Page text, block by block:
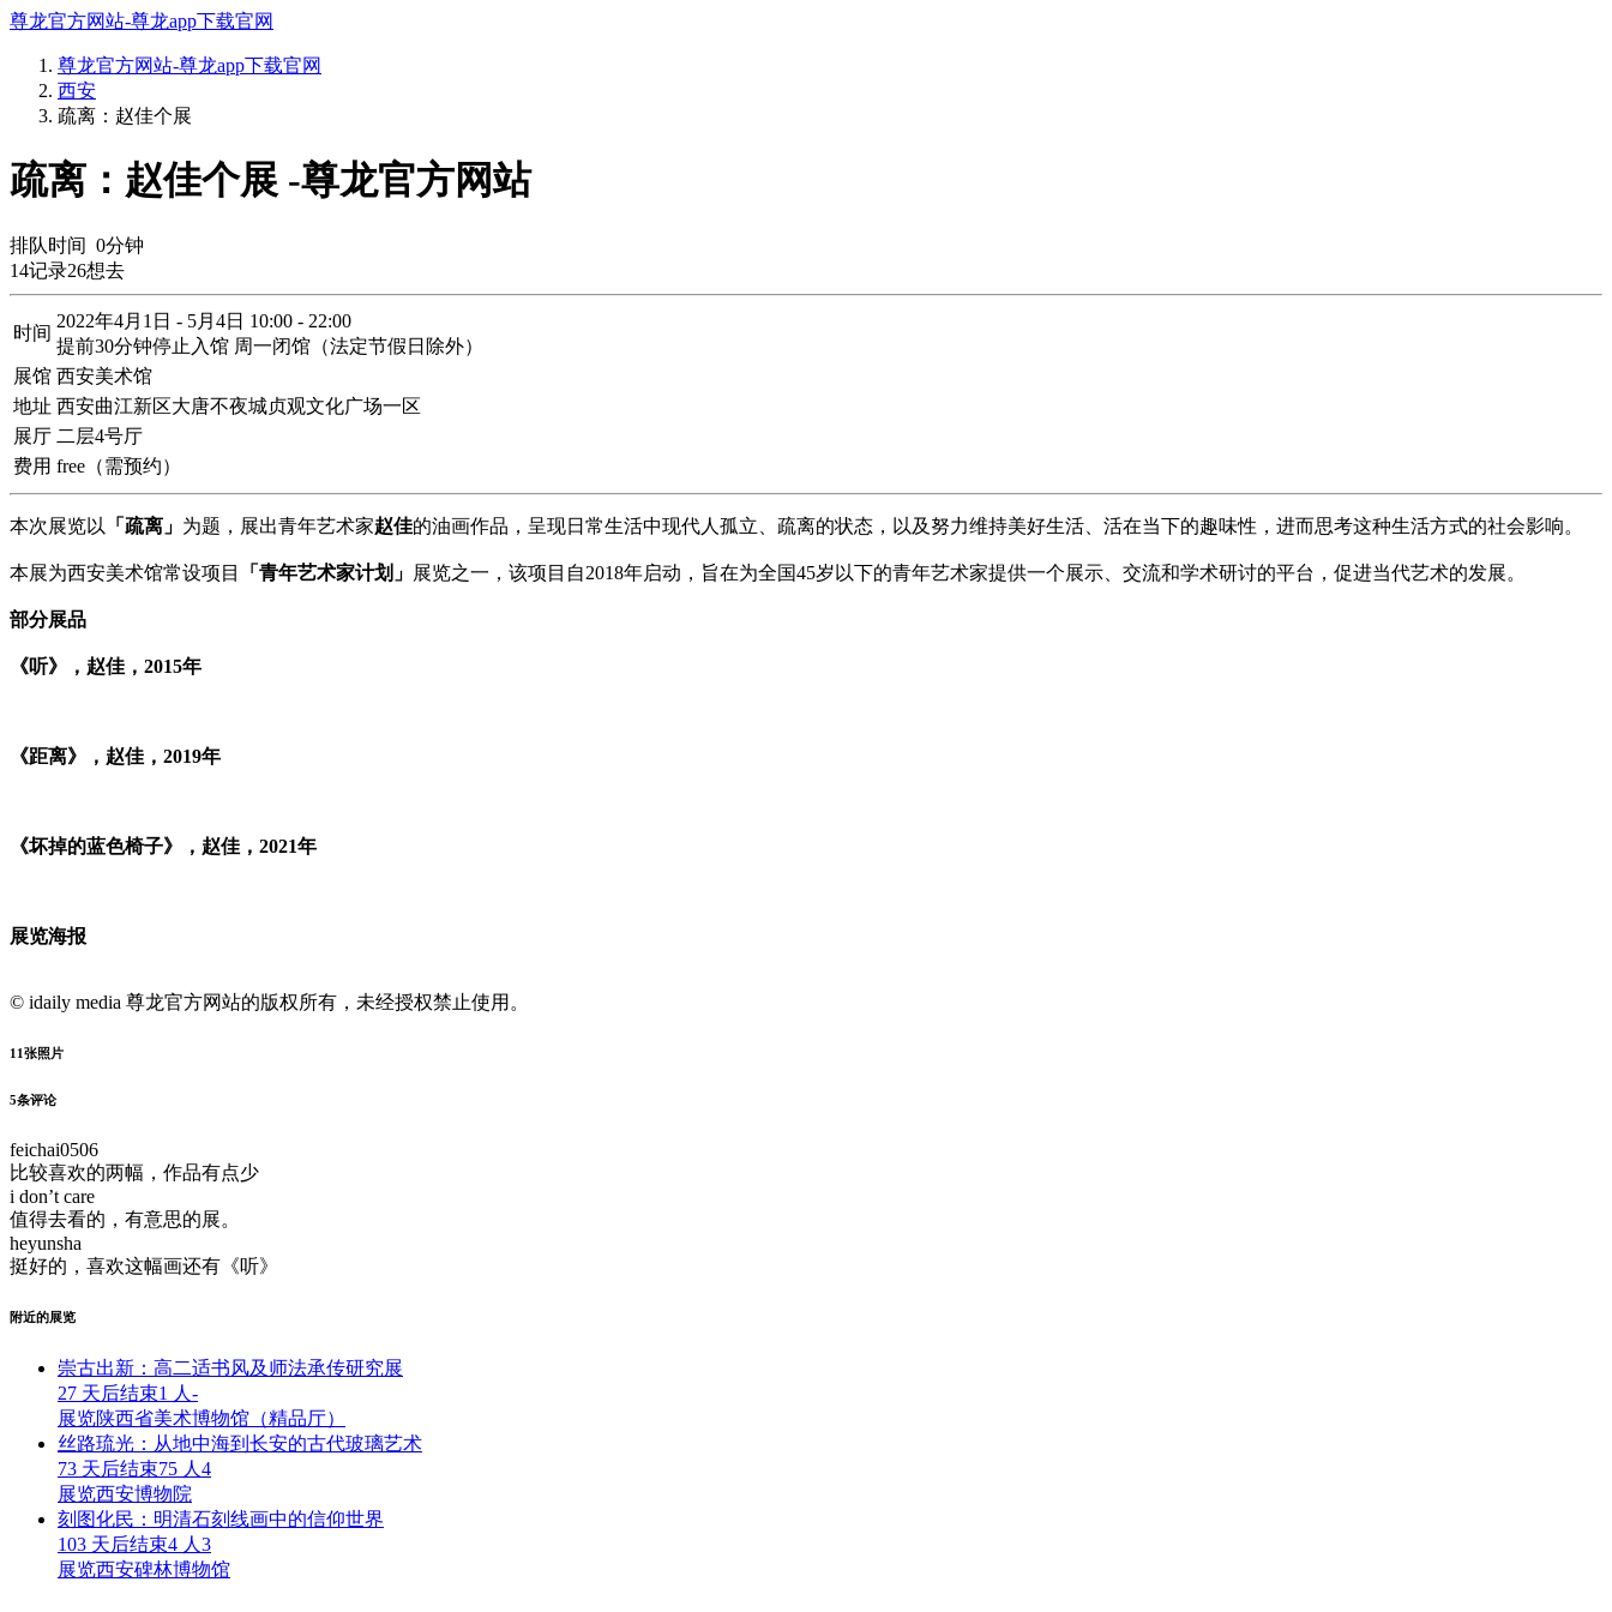
尊龙官方网站-尊龙app下载官网
尊龙官方网站-尊龙app下载官网
西安
疏离：赵佳个展
疏离：赵佳个展 -尊龙官方网站
排队时间 0分钟
14记录26想去
时间
2022年4月1日 - 5月4日 10:00 - 22:00
提前30分钟停止入馆 周一闭馆（法定节假日除外）
展馆 西安美术馆
地址 西安曲江新区大唐不夜城贞观文化广场一区
展厅 二层4号厅
费用 free（需预约）
本次展览以 「疏离」 为题，展出青年艺术家赵佳的油画作品，呈现日常生活中现代人孤立、疏离的状态，以及努力维持美好生活、活在当下的趣味性，进而思考这种生活方式的社会影响。
本展为西安美术馆常设项目 「青年艺术家计划」 展览之一，该项目自2018年启动，旨在为全国45岁以下的青年艺术家提供一个展示、交流和学术研讨的平台，促进当代艺术的发展。
部分展品
《听》，赵佳，2015年
《距离》，赵佳，2019年
《坏掉的蓝色椅子》，赵佳，2021年
展览海报
© idaily media 尊龙官方网站的版权所有，未经授权禁止使用。
11张照片
5条评论
feichai0506
比较喜欢的两幅，作品有点少
i don’t care
值得去看的，有意思的展。
heyunsha
挺好的，喜欢这幅画还有《听》
附近的展览
崇古出新：高二适书风及师法承传研究展
27 天后结束1 人 -
展览陕西省美术博物馆（精品厅）
丝路琉光：从地中海到长安的古代玻璃艺术
73 天后结束75 人 4
展览西安博物院
刻图化民：明清石刻线画中的信仰世界
103 天后结束4 人 3
展览西安碑林博物馆